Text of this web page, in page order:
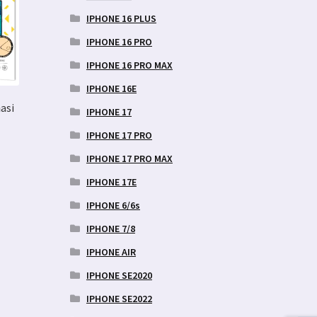
IPHONE 16 PLUS
IPHONE 16 PRO
IPHONE 16 PRO MAX
IPHONE 16E
IPHONE 17
IPHONE 17 PRO
IPHONE 17 PRO MAX
IPHONE 17E
IPHONE 6/6s
IPHONE 7/8
IPHONE AIR
IPHONE SE2020
IPHONE SE2022